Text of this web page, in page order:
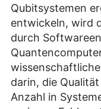
Qubitsystemen
entwickeln, wird
durch
darin, die
Anzahl in